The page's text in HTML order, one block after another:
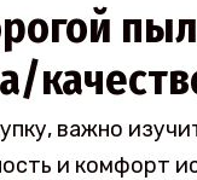
важно
и комфорт